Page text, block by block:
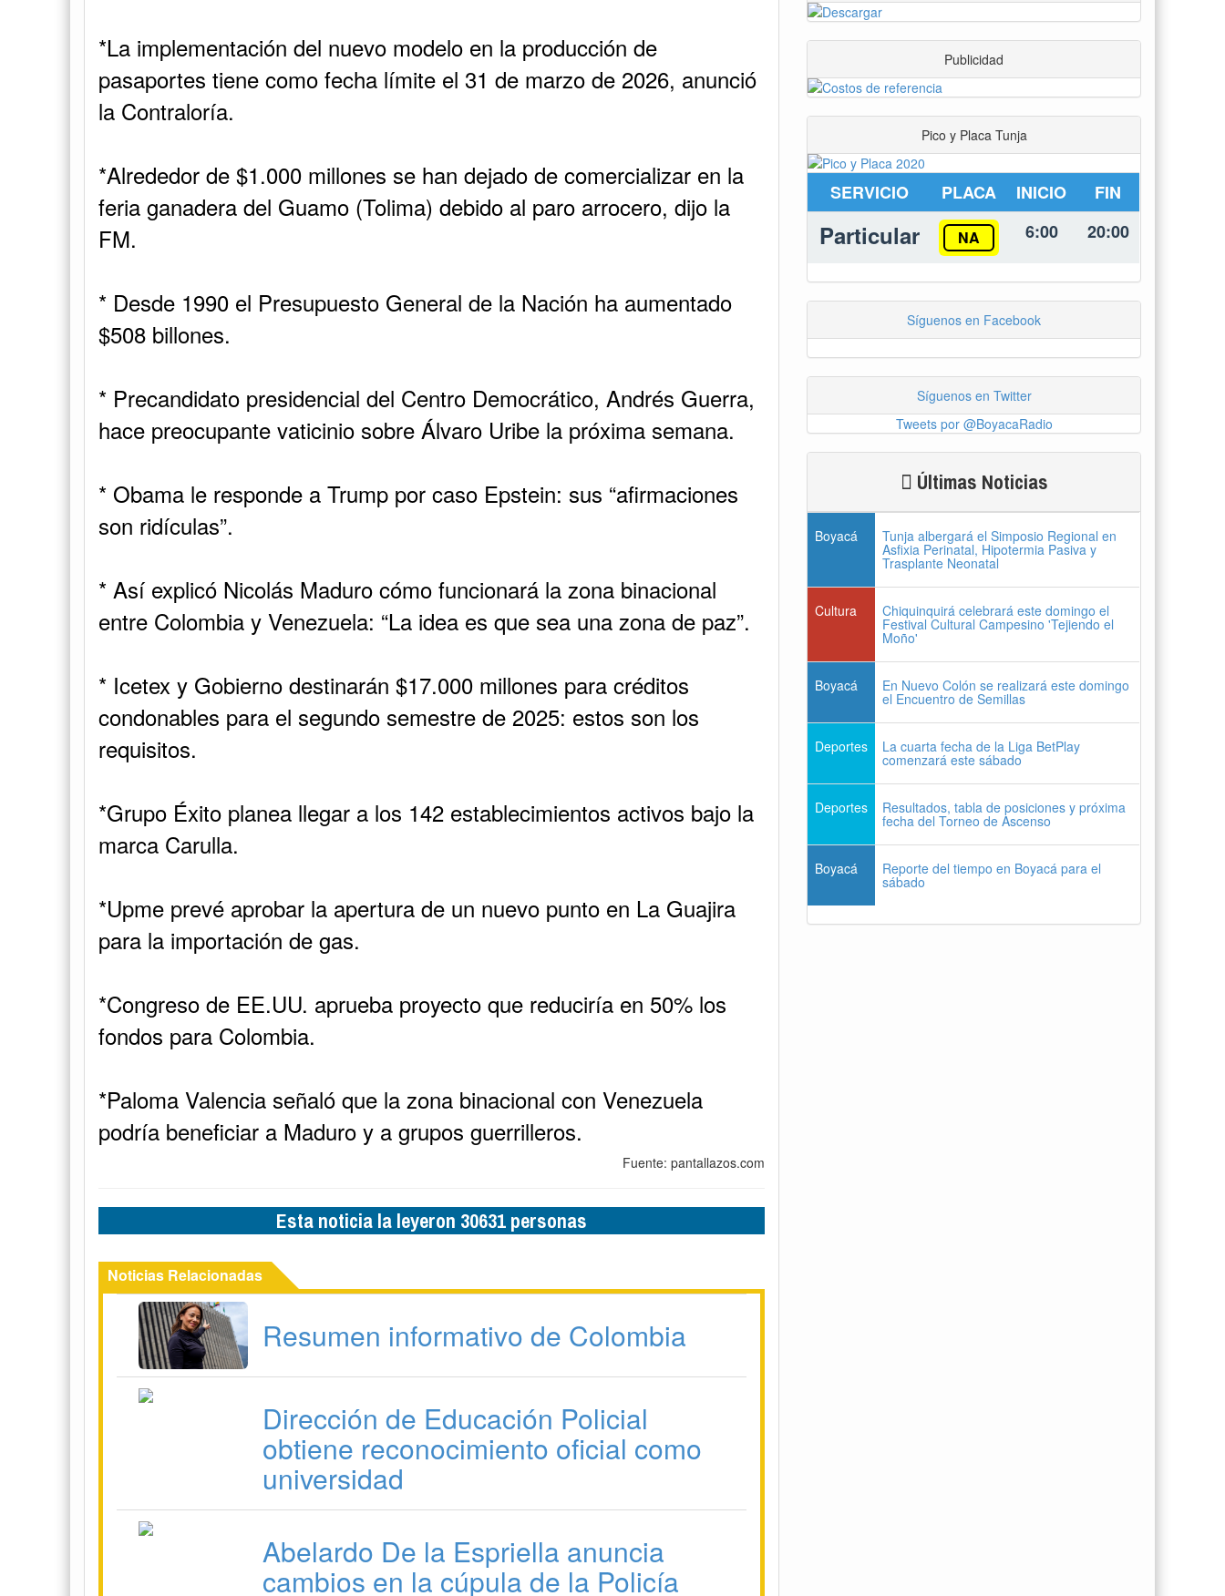
*La implementación del nuevo modelo en la producción de
pasaportes tiene como fecha límite el 31 de marzo de 2026, anunció
la Contraloría.
*Alrededor de $1.000 millones se han dejado de comercializar en la
feria ganadera del Guamo (Tolima) debido al paro arrocero, dijo la
FM.
* Desde 1990 el Presupuesto General de la Nación ha aumentado
$508 billones.
* Precandidato presidencial del Centro Democrático, Andrés Guerra,
hace preocupante vaticinio sobre Álvaro Uribe la próxima semana.
* Obama le responde a Trump por caso Epstein: sus “afirmaciones
son ridículas”.
* Así explicó Nicolás Maduro cómo funcionará la zona binacional
entre Colombia y Venezuela: “La idea es que sea una zona de paz”.
* Icetex y Gobierno destinarán $17.000 millones para créditos
condonables para el segundo semestre de 2025: estos son los
requisitos.
*Grupo Éxito planea llegar a los 142 establecimientos activos bajo la
marca Carulla.
*Upme prevé aprobar la apertura de un nuevo punto en La Guajira
para la importación de gas.
*Congreso de EE.UU. aprueba proyecto que reduciría en 50% los
fondos para Colombia.
*Paloma Valencia señaló que la zona binacional con Venezuela
podría beneficiar a Maduro y a grupos guerrilleros.
Fuente: pantallazos.com
Esta noticia la leyeron 30631 personas
Noticias Relacionadas
Resumen informativo de Colombia
Dirección de Educación Policial
obtiene reconocimiento oficial como
universidad
Abelardo De la Espriella anuncia
cambios en la cúpula de la Policía
Publicidad
Pico y Placa Tunja
SERVICIO PLACA INICIO FIN
Particular NA 6:00 20:00
Síguenos en Facebook
Síguenos en Twitter
Tweets por @BoyacaRadio
Últimas Noticias
Boyacá Tunja albergará el Simposio Regional en
Asfixia Perinatal, Hipotermia Pasiva y
Trasplante Neonatal
Cultura Chiquinquirá celebrará este domingo el
Festival Cultural Campesino 'Tejiendo el
Moño'
Boyacá En Nuevo Colón se realizará este domingo
el Encuentro de Semillas
Deportes La cuarta fecha de la Liga BetPlay
comenzará este sábado
Deportes Resultados, tabla de posiciones y próxima
fecha del Torneo de Ascenso
Boyacá Reporte del tiempo en Boyacá para el
sábado